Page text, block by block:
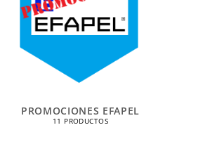
PROMOCIONES EFAPEL
11 PRODUCTOS